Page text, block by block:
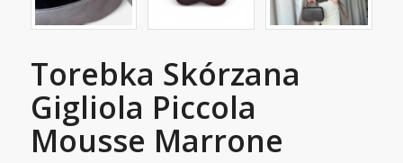
Torebka Skórzana
Gigliola Piccola
Mousse Marrone